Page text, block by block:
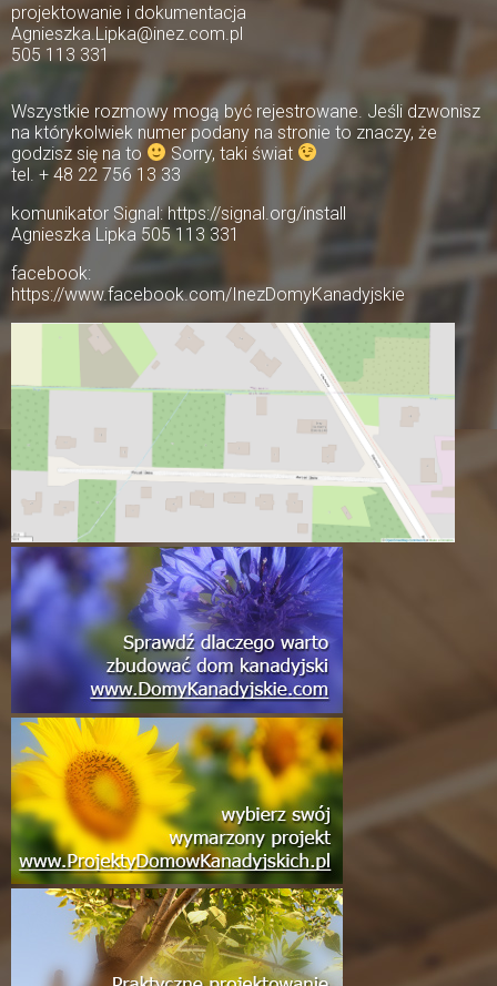
projektowanie i dokumentacja
Agnieszka.Lipka@inez.com.pl
505 113 331
Wszystkie rozmowy mogą być rejestrowane. Jeśli dzwonisz
na którykolwiek numer podany na stronie to znaczy, że
godzisz się na to
Sorry, taki świat
tel. + 48 22 756 13 33
komunikator Signal: https://signal.org/install
Agnieszka Lipka 505 113 331
facebook:
https://www.facebook.com/InezDomyKanadyjskie